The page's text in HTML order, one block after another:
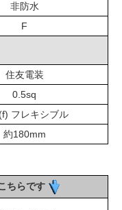
非防水
F
住友電装
0.5sq
フレキシブル
約180mm
ちらです